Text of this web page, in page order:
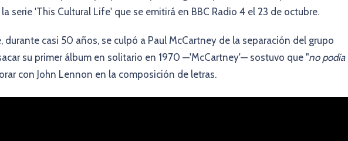
serie 'This Cultural Life' que se emitirá en BBC Radio 4 el 23 de octubre.
durante casi 50 años, se culpó a Paul McCartney de la separación del grupo
su primer álbum en solitario en 1970 —'McCartney'— sostuvo que "no podía
con John Lennon en la composición de letras.